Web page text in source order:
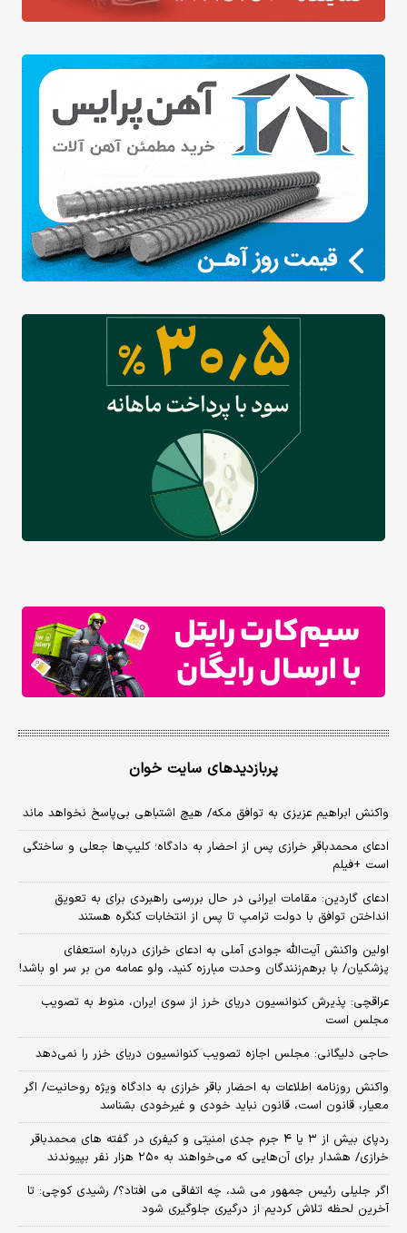
پربازدیدهای سایت خوان
واکنش ابراهیم عزیزی به توافق مکه/ هیچ اشتباهی بی‌پاسخ نخواهد ماند
ادعای محمدباقر خرازی پس از احضار به دادگاه؛ کلیپ‌ها جعلی و ساختگی
است +فیلم
ادعای گاردین: مقامات ایرانی در حال بررسی راهبردی برای به تعویق
انداختن توافق با دولت ترامپ تا پس از انتخابات کنگره هستند
اولین واکنش آیت‌الله جوادی آملی به ادعای خرازی درباره استعفای
پزشکیان/ با برهم‌زنندگان وحدت مبارزه کنید، ولو عمامه من بر سر او باشد!
عراقچی: پذیرش کنوانسیون دریای خرز از سوی ایران، منوط به تصویب
مجلس است
حاجی دلیگانی: مجلس اجازه تصویب کنوانسیون دریای خزر را نمی‌دهد
واکنش روزنامه اطلاعات به احضار باقر خرازی به دادگاه ویژه روحانیت/ اگر
معیار، قانون است، قانون نباید خودی و غیرخودی بشناسد
ردپای بیش از ۳ یا ۴ جرم جدی امنیتی و کیفری در گفته های محمدباقر
خرازی/ هشدار برای آن‌هایی که می‌خواهند به ۲۵۰ هزار نفر بپیوندند
اگر جلیلی رئیس جمهور می شد، چه اتفاقی می افتاد؟/ رشیدی کوچی: تا
آخرین لحظه تلاش کردیم از درگیری جلوگیری شود